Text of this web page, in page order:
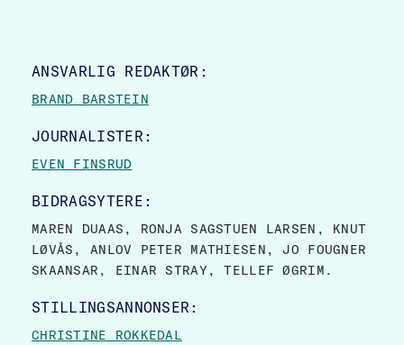
SITE FOOTER
ANSVARLIG REDAKTØR:
BRAND BARSTEIN
JOURNALISTER:
EVEN FINSRUD
BIDRAGSYTERE:
MAREN DUAAS, RONJA SAGSTUEN LARSEN, KNUT
LØVÅS, ANLOV PETER MATHIESEN, JO FOUGNER
SKAANSAR, EINAR STRAY, TELLEF ØGRIM.
STILLINGSANNONSER:
CHRISTINE ROKKEDAL